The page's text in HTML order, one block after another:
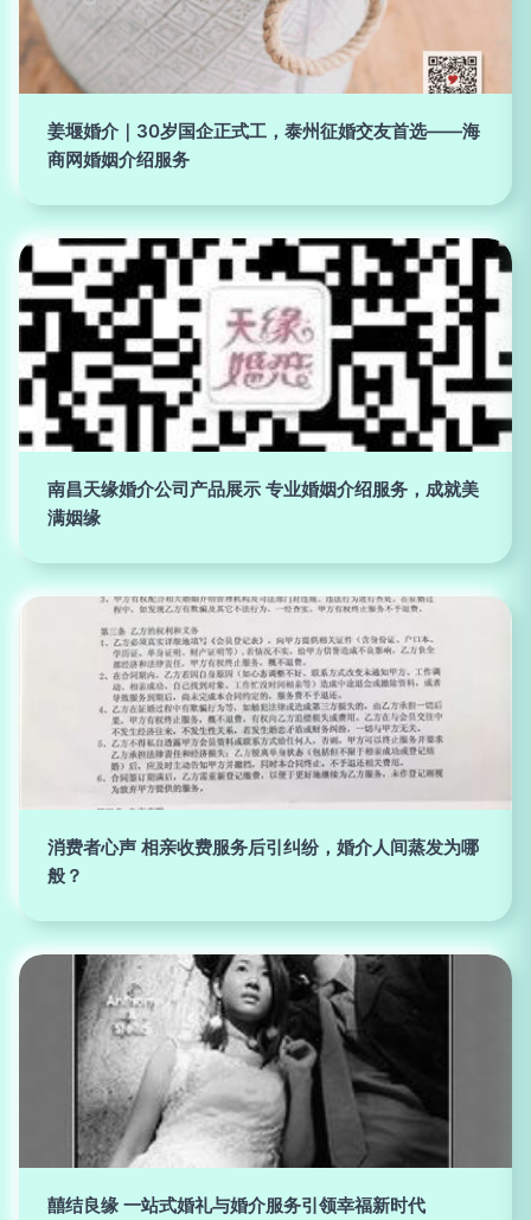
姜堰婚介｜30岁国企正式工，泰州征婚交友首选——海
商网婚姻介绍服务
南昌天缘婚介公司产品展示 专业婚姻介绍服务，成就美
满姻缘
消费者心声 相亲收费服务后引纠纷，婚介人间蒸发为哪
般？
囍结良缘 一站式婚礼与婚介服务引领幸福新时代